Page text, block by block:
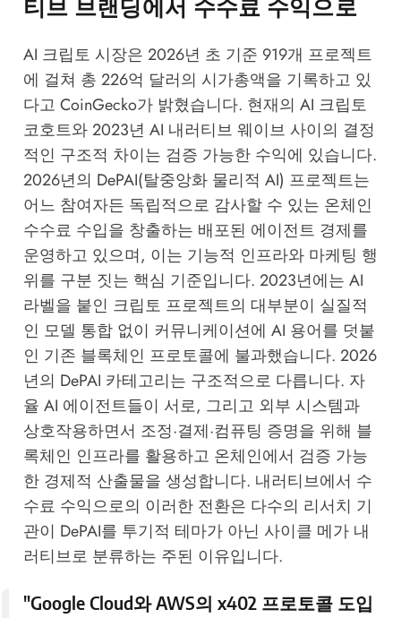
티브 브랜딩에서 수수료 수익으로
AI 크립토 시장은 2026년 초 기준 919개 프로젝트
에 걸쳐 총 226억 달러의 시가총액을 기록하고 있
다고 CoinGecko가 밝혔습니다. 현재의 AI 크립토
코호트와 2023년 AI 내러티브 웨이브 사이의 결정
적인 구조적 차이는 검증 가능한 수익에 있습니다.
2026년의 DePAI(탈중앙화 물리적 AI) 프로젝트는
어느 참여자든 독립적으로 감사할 수 있는 온체인
수수료 수입을 창출하는 배포된 에이전트 경제를
운영하고 있으며, 이는 기능적 인프라와 마케팅 행
위를 구분 짓는 핵심 기준입니다. 2023년에는 AI
라벨을 붙인 크립토 프로젝트의 대부분이 실질적
인 모델 통합 없이 커뮤니케이션에 AI 용어를 덧붙
인 기존 블록체인 프로토콜에 불과했습니다. 2026
년의 DePAI 카테고리는 구조적으로 다릅니다. 자
율 AI 에이전트들이 서로, 그리고 외부 시스템과
상호작용하면서 조정·결제·컴퓨팅 증명을 위해 블
록체인 인프라를 활용하고 온체인에서 검증 가능
한 경제적 산출물을 생성합니다. 내러티브에서 수
수료 수익으로의 이러한 전환은 다수의 리서치 기
관이 DePAI를 투기적 테마가 아닌 사이클 메가 내
러티브로 분류하는 주된 이유입니다.
"Google Cloud와 AWS의 x402 프로토콜 도입